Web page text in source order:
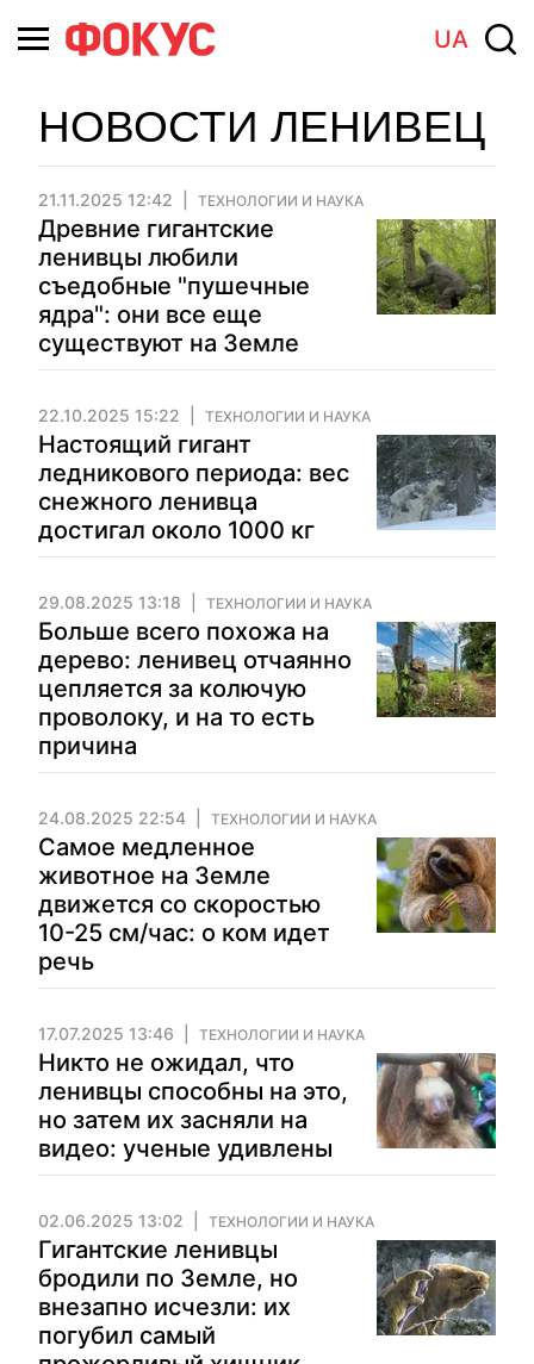
UA
НОВОСТИ ЛЕНИВЕЦ
21.11.2025 12:42 ТЕХНОЛОГИИ И НАУКА
Древние гигантские
ленивцы любили
съедобные "пушечные
ядра": они все еще
существуют на Земле
22.10.2025 15:22 ТЕХНОЛОГИИ И НАУКА
Настоящий гигант
ледникового периода: вес
снежного ленивца
достигал около 1000 кг
29.08.2025 13:18 ТЕХНОЛОГИИ И НАУКА
Больше всего похожа на
дерево: ленивец отчаянно
цепляется за колючую
проволоку, и на то есть
причина
24.08.2025 22:54 ТЕХНОЛОГИИ И НАУКА
Самое медленное
животное на Земле
движется со скоростью
10-25 см/час: о ком идет
речь
17.07.2025 13:46 ТЕХНОЛОГИИ И НАУКА
Никто не ожидал, что
ленивцы способны на это,
но затем их засняли на
видео: ученые удивлены
02.06.2025 13:02 ТЕХНОЛОГИИ И НАУКА
Гигантские ленивцы
бродили по Земле, но
внезапно исчезли: их
погубил самый